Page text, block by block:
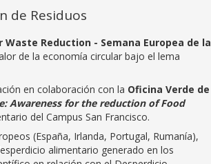
de Residuos
Waste Reduction - Semana Europea de la
de la economía circular bajo el lema
en colaboración con la Oficina Verde de
Awareness for the reduction of Food
del Campus San Francisco.
(España, Irlanda, Portugal, Rumanía),
alimentario generado en los